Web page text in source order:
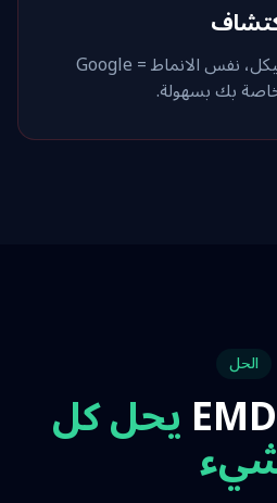
نفس القالب، نفس الهيكل، نفس الانماط = Google
الحل
يحل كل